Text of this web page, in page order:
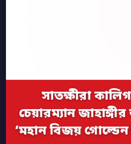
সাতক্ষীরা
চেয়ারম্যান
‘মহান বিজয় গোল্ডেন